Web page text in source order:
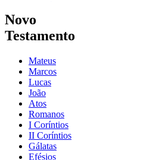
Novo
Testamento
Mateus
Marcos
Lucas
João
Atos
Romanos
I Coríntios
II Coríntios
Gálatas
Efésios